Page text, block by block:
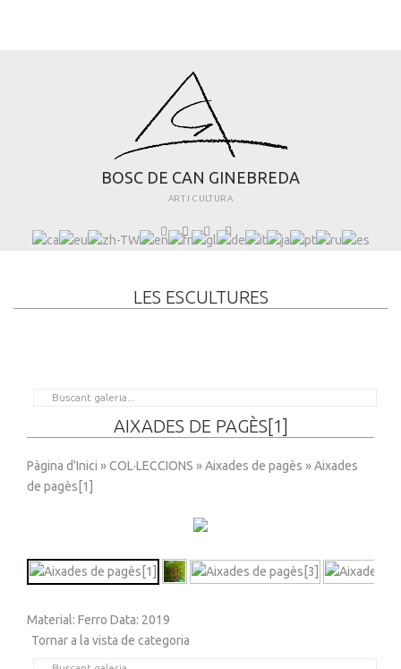
BOSC DE CAN GIN EBREDA
ART I CULTURA
LES ESCULTURES
AIXADES DE PAGÈS[1]
Pàgina d'Inici »COL·LECCIONS »Aixades de pagès » Aixades
de pagès[1]
Material: Ferro Data: 2019
Tornar a la vista de categoria